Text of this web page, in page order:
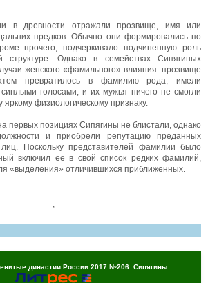
в древности отражали прозвище, имя или
предков. Обычно они формировались по
прочего, подчеркивало подчиненную роль
Однако в семействах Сипягиных
женского «фамильного» влияния: прозвище
превратилось в фамилию рода, имели
голосами, и их мужья ничего не смогли
яркому физиологическому признаку.
первых позициях Сипягины не блистали, однако
и приобрели репутацию преданных
лиц. Поскольку представителей фамилии было
включил ее в свой список редких фамилий,
«выделения» отличившихся приближенных.
,
династии России 2017 №206. Сипягины